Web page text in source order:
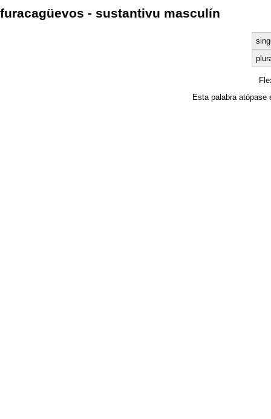
furacagüevos - sustantivu masculín
Esta palabra atópase